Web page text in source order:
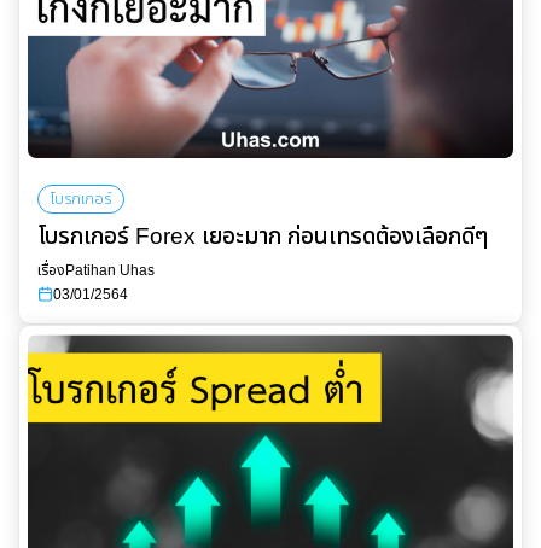
โบรกเกอร์
โบรกเกอร์ Forex เยอะมาก ก่อนเทรดต้องเลือกดีๆ
เรื่องPatihan Uhas
03/01/2564